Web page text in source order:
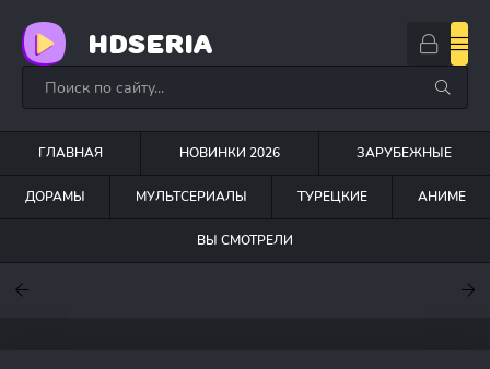
HDSERIA
ГЛАВНАЯ НОВИНКИ 2026 ЗАРУБЕЖНЫЕ
ДОРАМЫ МУЛЬТСЕРИАЛЫ ТУРЕЦКИЕ АНИМЕ
ВЫ СМОТРЕЛИ